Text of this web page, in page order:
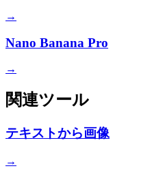
→
Nano Banana Pro
→
関連ツール
テキストから画像
→